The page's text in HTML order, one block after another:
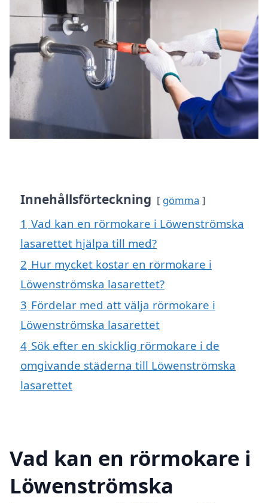
Innehållsförteckning gömma
1 Vad kan en rörmokare i Löwenströmska
lasarettet hjälpa till med?
2 Hur mycket kostar en rörmokare i
Löwenströmska lasarettet?
3 Fördelar med att välja rörmokare i
Löwenströmska lasarettet
4 Sök efter en skicklig rörmokare i de
omgivande städerna till Löwenströmska
lasarettet
Vad kan en rörmokare i
Löwenströmska